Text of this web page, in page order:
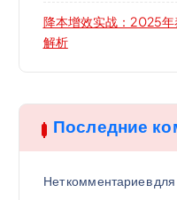
降本增效实战：2025
解析
Последние
Нет комментариев